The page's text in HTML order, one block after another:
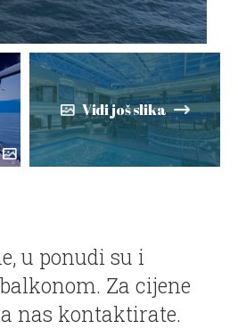
Vidi još slika
u ponudi su i
Za cijene
nas kontaktirate.